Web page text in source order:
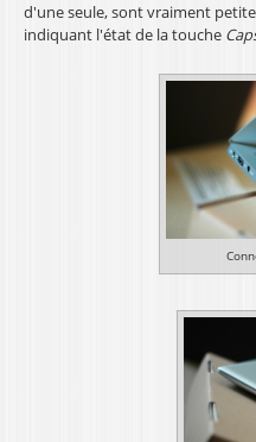
d'une seule, sont vraiment
indiquant l'état de la touche